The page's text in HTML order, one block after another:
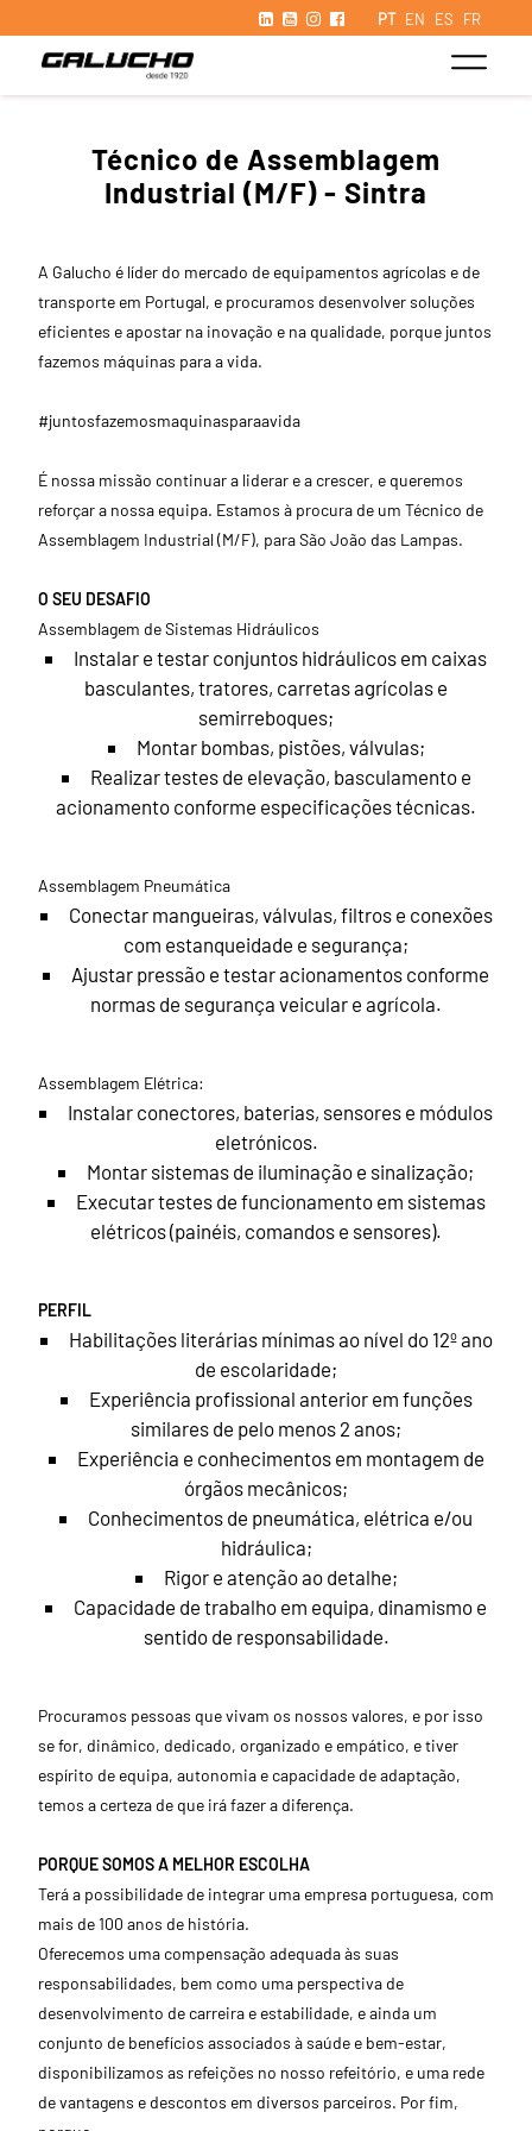
PT EN ES FR
Técnico de Assemblagem
Industrial (M/F) - Sintra
A Galucho é líder do mercado de equipamentos agrícolas e de
transporte em Portugal, e procuramos desenvolver soluções
eficientes e apostar na inovação e na qualidade, porque juntos
fazemos máquinas para a vida.
#juntosfazemosmaquinasparaavida
É nossa missão continuar a liderar e a crescer, e queremos
reforçar a nossa equipa. Estamos à procura de um Técnico de
Assemblagem Industrial (M/F), para São João das Lampas.
O SEU DESAFIO
Assemblagem de Sistemas Hidráulicos
Instalar e testar conjuntos hidráulicos em caixas
basculantes, tratores, carretas agrícolas e
semirreboques;
Montar bombas, pistões, válvulas;
Realizar testes de elevação, basculamento e
acionamento conforme especificações técnicas.
Assemblagem Pneumática
Conectar mangueiras, válvulas, filtros e conexões
com estanqueidade e segurança;
Ajustar pressão e testar acionamentos conforme
normas de segurança veicular e agrícola.
Assemblagem Elétrica:
Instalar conectores, baterias, sensores e módulos
eletrónicos.
Montar sistemas de iluminação e sinalização;
Executar testes de funcionamento em sistemas
elétricos (painéis, comandos e sensores).
PERFIL
Habilitações literárias mínimas ao nível do 12º ano
de escolaridade;
Experiência profissional anterior em funções
similares de pelo menos 2 anos;
Experiência e conhecimentos em montagem de
órgãos mecânicos;
Conhecimentos de pneumática, elétrica e/ou
hidráulica;
Rigor e atenção ao detalhe;
Capacidade de trabalho em equipa, dinamismo e
sentido de responsabilidade.
Procuramos pessoas que vivam os nossos valores, e por isso
se for, dinâmico, dedicado, organizado e empático, e tiver
espírito de equipa, autonomia e capacidade de adaptação,
temos a certeza de que irá fazer a diferença.
PORQUE SOMOS A MELHOR ESCOLHA
Terá a possibilidade de integrar uma empresa portuguesa, com
mais de 100 anos de história.
Oferecemos uma compensação adequada às suas
responsabilidades, bem como uma perspectiva de
desenvolvimento de carreira e estabilidade, e ainda um
conjunto de benefícios associados à saúde e bem-estar,
disponibilizamos as refeições no nosso refeitório, e uma rede
de vantagens e descontos em diversos parceiros. Por fim,